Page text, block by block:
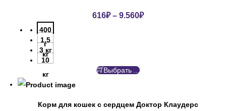
616₽– 9.560₽
400
г
1.5
кг
3 кг
10
кг
Выбрать ...
Корм для кошек с сердцем Доктор Клаудерс